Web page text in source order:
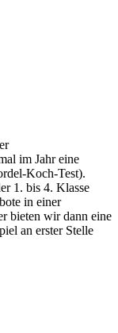
im Jahr eine
Koch-Test).
1. bis 4. Klasse
in einer
bieten wir dann eine
an erster Stelle